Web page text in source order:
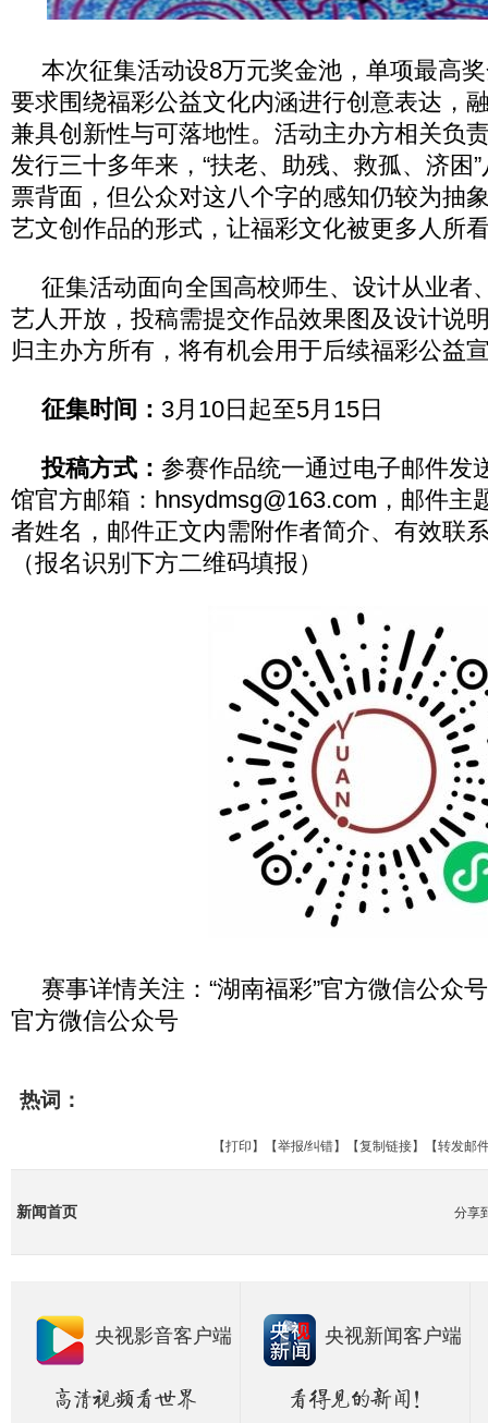
本次征集活动设8万元奖金池，单项最高
要求围绕福彩公益文化内涵进行创意表达，
兼具创新性与可落地性。活动主办方相关负
发行三十多年来，“扶老、助残、救孤、济困
票背面，但公众对这八个字的感知仍较为抽
艺文创作品的形式，让福彩文化被更多人所
征集活动面向全国高校师生、设计从业者
艺人开放，投稿需提交作品效果图及设计说
归主办方所有，将有机会用于后续福彩公益
征集时间： 3月10日起至5月15日
投稿方式： 参赛作品统一通过电子邮件发
馆官方邮箱：hnsydmsg@163.com，邮件主
者姓名，邮件正文内需附作者简介、有效联
（报名识别下方二维码填报）
赛事详情关注：“湖南福彩”官方微信公众
官方微信公众号
热词：
【打印 】【举报/纠错】【复制链接】【转发邮
新闻首页 分享
央视影音客户端 央视新闻客户端